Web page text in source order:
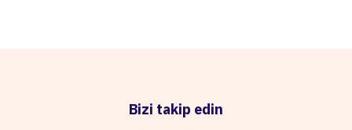
Bizi takip edin